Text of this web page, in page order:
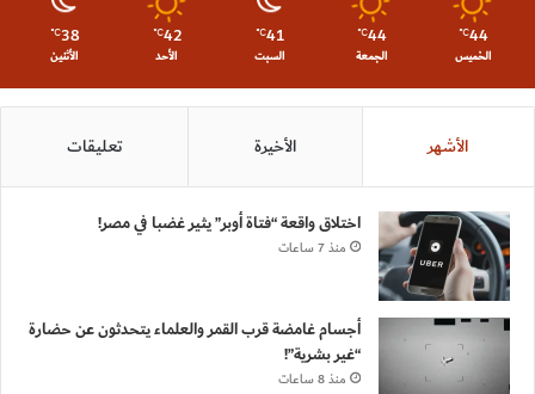
44
℃
الخميس
44
℃
الجمعة
41
℃
السبت
42
℃
الأحد
38
℃
الأثنين
الأشهر الأخيرة تعليقات
اختلاق واقعة “فتاة أوبر” يثير غضبا في مصر!
منذ 7 ساعات
أجسام غامضة قرب القمر والعلماء يتحدثون عن حضارة
“غير بشرية”!
منذ 8 ساعات